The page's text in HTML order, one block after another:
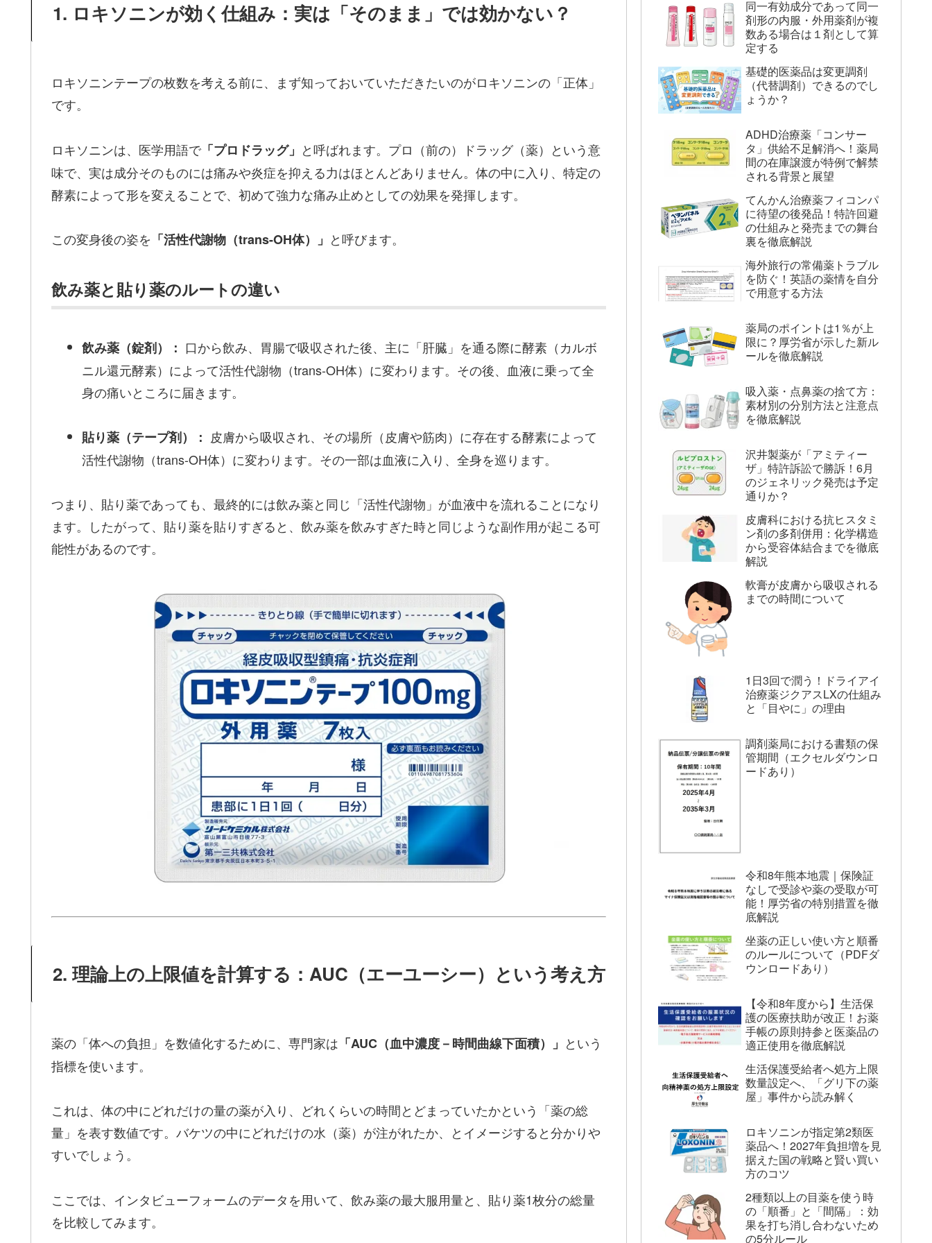
1. ロキソニンが効く仕組み：実は「そのまま」では効かない？
ロキソニンテープの枚数を考える前に、まず知っておいていただきたいのがロキソニンの「正体」
です。
ロキソニンは、医学用語で「プロドラッグ」 と呼ばれます。プロ（前の）ドラッグ（薬）という意
味で、実は成分そのものには痛みや炎症を抑える力はほとんどありません。体の中に入り、特定の
酵素によって形を変えることで、初めて強力な痛み止めとしての効果を発揮します。
この変身後の姿を 「活性代謝物（trans-OH体）」 と呼びます。
飲み薬と貼り薬のルートの違い
飲み薬（錠剤）： 口から飲み、胃腸で吸収された後、主に「肝臓」を通る際に酵素（カルボ
ニル還元酵素）によって活性代謝物（trans-OH体）に変わります。その後、血液に乗って全
身の痛いところに届きます。
貼り薬（テープ剤）： 皮膚から吸収され、その場所（皮膚や筋肉）に存在する酵素によって
活性代謝物（trans-OH体）に変わります。その一部は血液に入り、全身を巡ります。
つまり、貼り薬であっても、最終的には飲み薬と同じ「活性代謝物」が血液中を流れることになり
ます。したがって、貼り薬を貼りすぎると、飲み薬を飲みすぎた時と同じような副作用が起こる可
能性があるのです。
2. 理論上の上限値を計算する：AUC（エーユーシー）という考え方
薬の「体への負担」を数値化するために、専門家は 「AUC（血中濃度－時間曲線下面積）」 という
指標を使います。
これは、体の中にどれだけの量の薬が入り、どれくらいの時間とどまっていたかという「薬の総
量」を表す数値です。バケツの中にどれだけの水（薬）が注がれたか、とイメージすると分かりや
すいでしょう。
ここでは、インタビューフォームのデータを用いて、飲み薬の最大服用量と、貼り薬1枚分の総量
を比較してみます。
同一有効成分であって同一
剤形の内服・外用薬剤が複
数ある場合は１剤として算
定する
基礎的医薬品は変更調剤
（代替調剤）できるのでし
ょうか？
ADHD治療薬「コンサー
タ」供給不足解消へ！薬局
間の在庫譲渡が特例で解禁
される背景と展望
てんかん治療薬フィコンパ
に待望の後発品！特許回避
の仕組みと発売までの舞台
裏を徹底解説
海外旅行の常備薬トラブル
を防ぐ！英語の薬情を自分
で用意する方法
薬局のポイントは1％が上
限に？厚労省が示した新ル
ールを徹底解説
吸入薬・点鼻薬の捨て方：
素材別の分別方法と注意点
を徹底解説
沢井製薬が「アミティー
ザ」特許訴訟で勝訴！6月
のジェネリック発売は予定
通りか？
皮膚科における抗ヒスタミ
ン剤の多剤併用：化学構造
から受容体結合までを徹底
解説
軟膏が皮膚から吸収される
までの時間について
1日3回で潤う！ドライアイ
治療薬ジクアスLXの仕組み
と「目やに」の理由
調剤薬局における書類の保
管期間（エクセルダウンロ
ードあり）
令和8年熊本地震｜保険証
なしで受診や薬の受取が可
能！厚労省の特別措置を徹
底解説
坐薬の正しい使い方と順番
のルールについて（PDFダ
ウンロードあり）
【令和8年度から】生活保
護の医療扶助が改正！お薬
手帳の原則持参と医薬品の
適正使用を徹底解説
生活保護受給者へ処方上限
数量設定へ、「グリ下の薬
屋」事件から読み解く
ロキソニンが指定第2類医
薬品へ！2027年負担増を見
据えた国の戦略と賢い買い
方のコツ
2種類以上の目薬を使う時
の「順番」と「間隔」：効
果を打ち消し合わないため
の5分ルール